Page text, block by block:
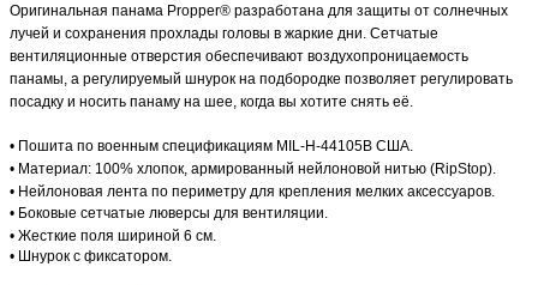
Оригинальная панама Propper® разработана для защиты от солнечных
лучей и сохранения прохлады головы в жаркие дни. Сетчатые
вентиляционные отверстия обеспечивают воздухопроницаемость
панамы, а регулируемый шнурок на подбородке позволяет регулировать
посадку и носить панаму на шее, когда вы хотите снять её.
• Пошита по военным спецификациям MIL-H-44105B США.
• Материал: 100% хлопок, армированный нейлоновой нитью (RipStop).
• Нейлоновая лента по периметру для крепления мелких аксессуаров.
• Боковые сетчатые люверсы для вентиляции.
• Жесткие поля шириной 6 см.
• Шнурок с фиксатором.